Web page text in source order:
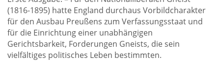
Buchempfehlungen
Neubuchsortiment
Über uns
Aktuelles
(1816-1895) hatte England durchaus Vorbildcharakter
für den Ausbau Preußens zum Verfassungsstaat und
für die Einrichtung einer unabhängigen
Gerichtsbarkeit, Forderungen Gneists, die sein
vielfältiges politisches Leben bestimmten.